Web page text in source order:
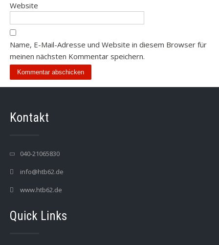
Website
Name, E-Mail-Adresse und Website in diesem Browser für
meinen nächsten Kommentar speichern.
Kontakt
040-21065830
info@htb62.de
www.htb62.de
Quick Links